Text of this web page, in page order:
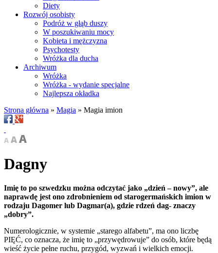
Diety
Rozwój osobisty
Podróż w głąb duszy
W poszukiwaniu mocy
Kobieta i mężczyzna
Psychotesty
Wróżka dla ducha
Archiwum
Wróżka
Wróżka - wydanie specjalne
Najlepsza okładka
Strona główna » Magia » Magia imion
Dagny
Imię to po szwedzku można odczytać jako „dzień – nowy”, ale
naprawdę jest ono zdrobnieniem od starogermańskich imion w
rodzaju Dagomer lub Dagmar(a), gdzie rdzeń dag- znaczy
„dobry”.
Numerologicznie, w systemie „starego alfabetu”, ma ono liczbę
PIĘĆ, co oznacza, że imię to „przywędrowuje” do osób, które będą
wieść życie pełne ruchu, przygód, wyzwań i wielkich emocji.